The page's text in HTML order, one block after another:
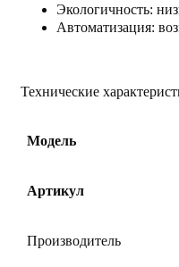
Экологичность:
Автоматизация:
Технические
Модель
Артикул
Производитель